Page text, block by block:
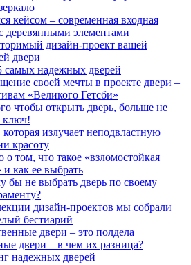
кейсом – современная входная
деревянными элементами
дизайн-проект вашей
двери
надежных дверей
своей мечты в проекте двери –
«Великого Гетсби»
чтобы открыть дверь, больше не
ключ!
которая излучает неподвластную
красоту
о том, что такое «взломостойкая
и как ее выбрать
бы не выбрать дверь по своему
дизайн-проектов мы собрали
бестиарий
двери – это полдела
двери – в чем их разница?
надежных дверей